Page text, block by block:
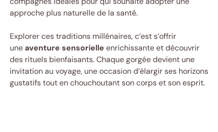
approche plus naturelle de la santé.
Explorer ces traditions millénaires, c’est s’offrir
uneaventure sensorielle enrichissante et découvrir
des rituels bienfaisants. Chaque gorgée devient une
invitation au voyage, une occasion d’élargir ses horizons
gustatifs tout en chouchoutant son corps et son esprit.